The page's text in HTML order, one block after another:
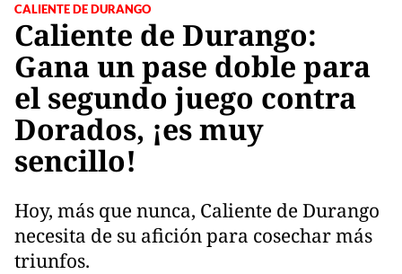
CALIENTE DE DURANGO
Caliente de Durango:
Gana un pase doble para
el segundo juego contra
Dorados, ¡es muy
sencillo!
Hoy, más que nunca, Caliente de Durango
necesita de su afición para cosechar más
triunfos.